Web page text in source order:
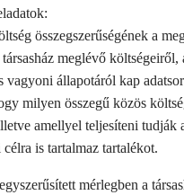
összegszerűségének a
meglévő költségeiről,
vagyoni állapotáról kap
milyen összegű közös
amellyel teljesíteni tudják
is tartalmaz tartalékot.
mérlegben a